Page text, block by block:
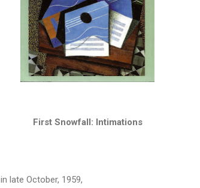
First Snowfall: Intimations
in late October, 1959,